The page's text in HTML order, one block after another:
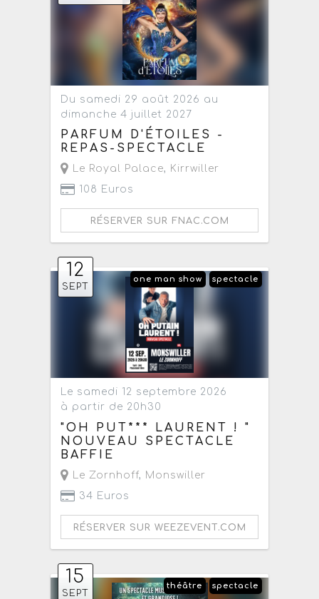
Du samedi 29 août 2026 au
dimanche 4 juillet 2027
PARFUM D'ÉTOILES -
REPAS-SPECTACLE
Le Royal Palace, Kirrwiller
108 Euros
RÉSERVER SUR FNAC.COM
12
SEPT
spectacle
one man show
Le samedi 12 septembre 2026
à partir de 20h30
"OH PUT*** LAURENT ! "
NOUVEAU SPECTACLE
BAFFIE
Le Zornhoff, Monswiller
34 Euros
RÉSERVER SUR WEEZEVENT.COM
15
SEPT
spectacle
théâtre